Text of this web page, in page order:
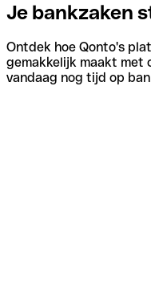
Je bankzaken
Ontdek hoe Qonto's
gemakkelijk maakt met
vandaag nog tijd op